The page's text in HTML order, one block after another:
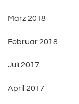
März 2018
Februar 2018
Juli 2017
April 2017